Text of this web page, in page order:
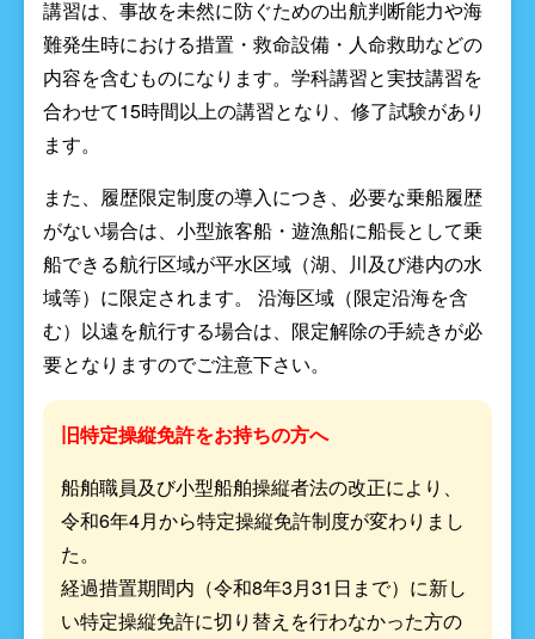
講習は、事故を未然に防ぐための出航判断能力や海
難発生時における措置・救命設備・人命救助などの
内容を含むものになります。学科講習と実技講習を
合わせて15時間以上の講習となり、修了試験があり
ます。
また、履歴限定制度の導入につき、必要な乗船履歴
がない場合は、小型旅客船・遊漁船に船長として乗
船できる航行区域が平水区域（湖、川及び港内の水
域等）に限定されます。 沿海区域（限定沿海を含
む）以遠を航行する場合は、限定解除の手続きが必
要となりますのでご注意下さい。
旧特定操縦免許をお持ちの方へ
船舶職員及び小型船舶操縦者法の改正により、
令和6年4月から特定操縦免許制度が変わりまし
た。
経過措置期間内（令和8年3月31日まで）に新し
い特定操縦免許に切り替えを行わなかった方の